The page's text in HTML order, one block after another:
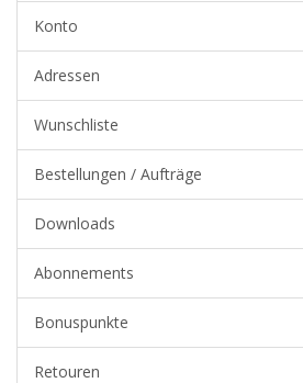
Konto
Adressen
Wunschliste
Bestellungen / Aufträge
Downloads
Abonnements
Bonuspunkte
Retouren